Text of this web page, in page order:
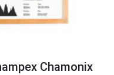
Chamonix